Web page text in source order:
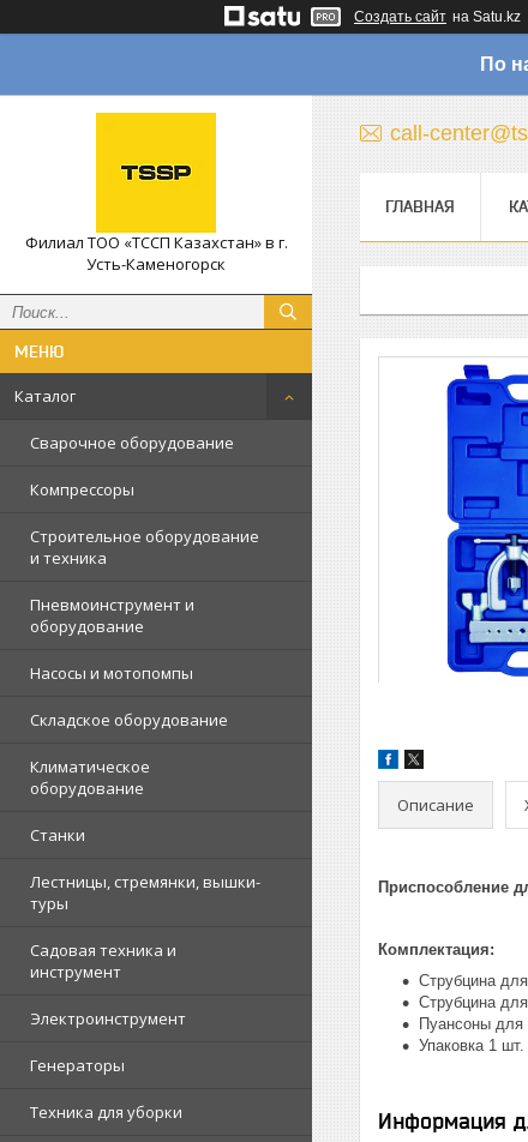
Создать сайт на Satu.kz
По
Филиал ТОО «ТССП Казахстан» в г.
Усть-Каменогорск
Каталог
Сварочное оборудование
Компрессоры
Строительное оборудование
и техника
Пневмоинструмент и
оборудование
Насосы и мотопомпы
Складское оборудование
Климатическое
оборудование
Станки
Лестницы, стремянки, вышки-
туры
Садовая техника и
инструмент
Электроинструмент
Генераторы
Техника для уборки
call-
ГЛАВНАЯ
Описание
Приспособление
Комплектация:
Струбцина
Струбцина
Пуансоны
Упаковка 1 шт.
Информация